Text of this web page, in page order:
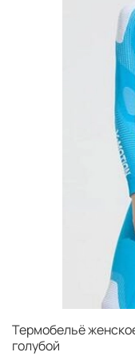
Анатомические
рукавах Activeseam.
3D конструкция
полностью
оголяя при
(анатомический
удобства и
занятии спортом
Препятствует
Гипоаллергенное и
Термобельё
голубой